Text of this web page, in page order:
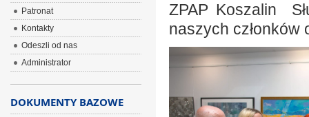
ZPAP Koszalin
naszych
Patronat
Kontakty
Odeszli od nas
Administrator
DOKUMENTY BAZOWE